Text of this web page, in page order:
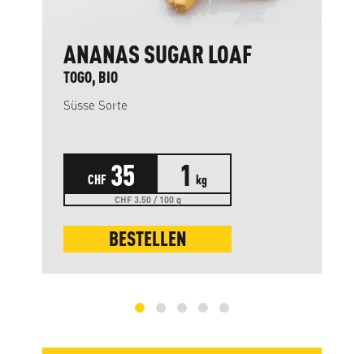
ANANAS SUGAR LOAF
TOGO, BIO
Süsse Sorte
CHF 35 1 kg
CHF 3.50 / 100 g
BESTELLEN